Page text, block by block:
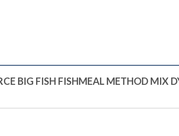
BIG FISH FISHMEAL METHOD MIX